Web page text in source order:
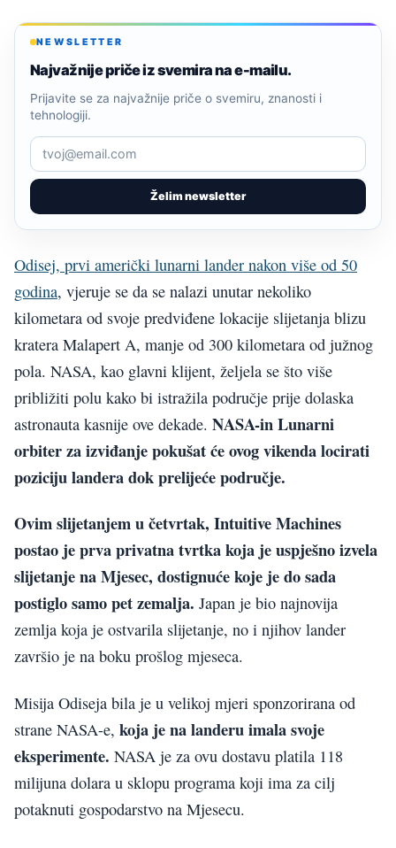
NEWSLETTER
Najvažnije priče iz svemira na e-mailu.
Želim newsletter
Prijavite se za najvažnije priče o svemiru, znanosti i
tehnologiji.
Odisej, prvi američki lunarni lander nakon više od 50
godina, vjeruje se da se nalazi unutar nekoliko
kilometara od svoje predviđene lokacije slijetanja blizu
kratera Malapert A, manje od 300 kilometara od južnog
pola. NASA, kao glavni klijent, željela se što više
približiti polu kako bi istražila područje prije dolaska
astronauta kasnije ove dekade. NASA-in Lunarni
orbiter za izviđanje pokušat će ovog vikenda locirati
poziciju landera dok prelijeće područje.
Ovim slijetanjem u četvrtak, Intuitive Machines
postao je prva privatna tvrtka koja je uspješno izvela
slijetanje na Mjesec, dostignuće koje je do sada
postiglo samo pet zemalja. Japan je bio najnovija
zemlja koja je ostvarila slijetanje, no i njihov lander
završio je na boku prošlog mjeseca.
Misija Odiseja bila je u velikoj mjeri sponzorirana od
strane NASA-e, koja je na landeru imala svoje
eksperimente. NASA je za ovu dostavu platila 118
milijuna dolara u sklopu programa koji ima za cilj
potaknuti gospodarstvo na Mjesecu.